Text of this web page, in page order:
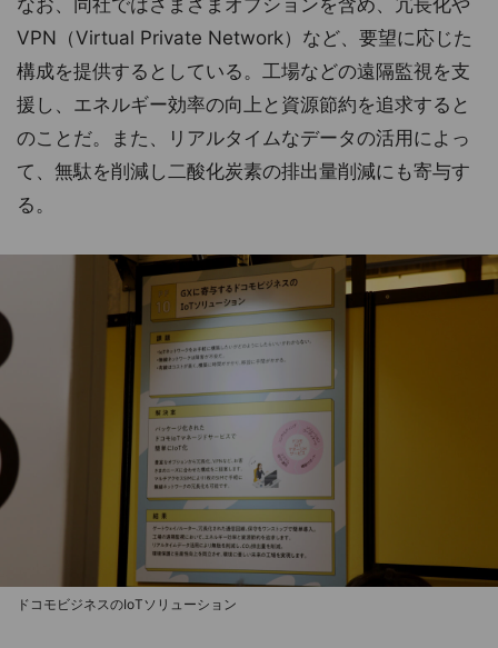
VPN（Virtual Private Network）など、要望に応じた
構成を提供するとしている。工場などの遠隔監視を支
援し、エネルギー効率の向上と資源節約を追求すると
のことだ。また、リアルタイムなデータの活用によっ
て、無駄を削減し二酸化炭素の排出量削減にも寄与す
る。
ドコモビジネスのIoTソリューション